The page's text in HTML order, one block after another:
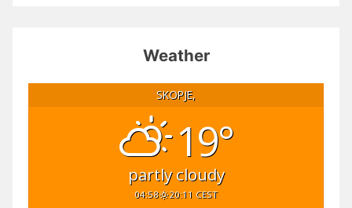
Weather
SKOPJE,
19°
partly cloudy
04:58 20:11 CEST